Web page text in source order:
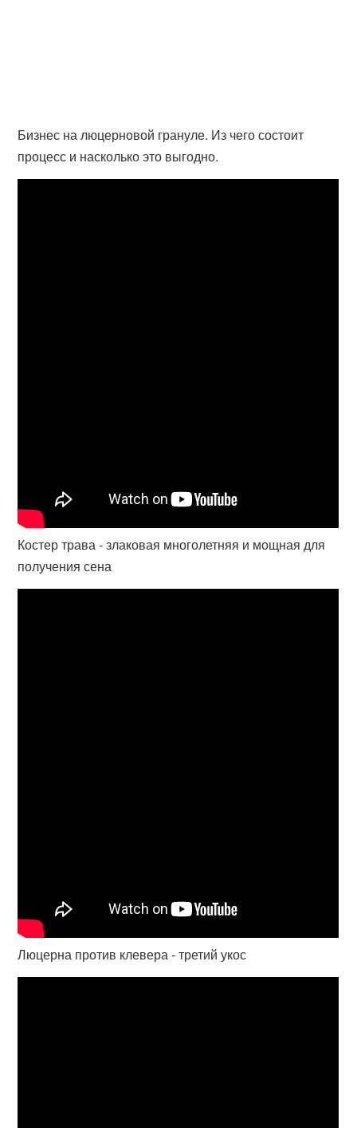
Бизнес на люцерновой грануле. Из чего состоит
процесс и насколько это выгодно.
Костер трава - злаковая многолетняя и мощная для
получения сена
Люцерна против клевера - третий укос